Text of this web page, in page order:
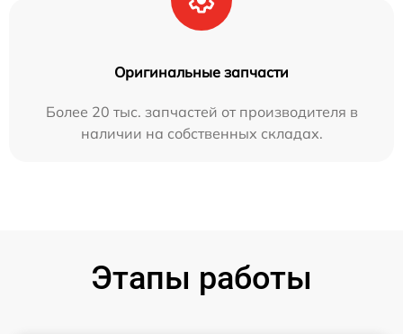
Оригинальные запчасти
Более 20 тыс. запчастей от производителя в
наличии на собственных складах.
Этапы работы